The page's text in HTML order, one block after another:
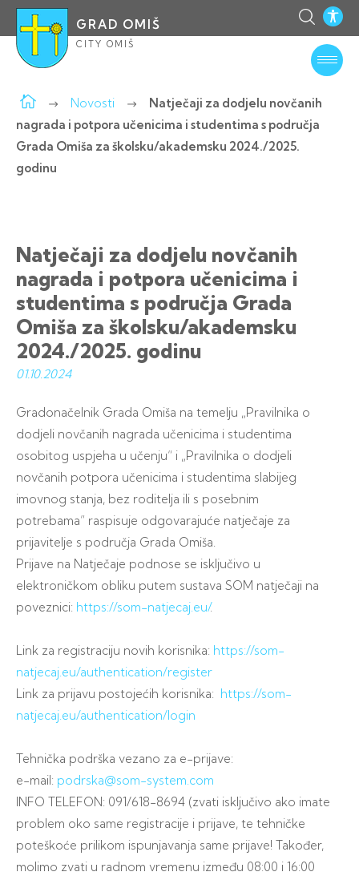
GRAD OMIŠ
CITY OMIŠ
Novosti
Natječaji za dodjelu novčanih
nagrada i potpora učenicima i studentima s područja
Grada Omiša za školsku/akademsku 2024./2025.
godinu
Natječaji za dodjelu novčanih
nagrada i potpora učenicima i
studentima s područja Grada
Omiša za školsku/akademsku
2024./2025. godinu
01.10.2024
Gradonačelnik Grada Omiša na temelju „Pravilnika o
dodjeli novčanih nagrada učenicima i studentima
osobitog uspjeha u učenju“ i „Pravilnika o dodjeli
novčanih potpora učenicima i studentima slabijeg
imovnog stanja, bez roditelja ili s posebnim
potrebama” raspisuje odgovarajuće natječaje za
prijavitelje s područja Grada Omiša.
Prijave na Natječaje podnose se isključivo u
elektroničkom obliku putem sustava SOM natječaji na
poveznici: https://som-natjecaj.eu/.
Link za registraciju novih korisnika: https://som-
natjecaj.eu/authentication/register
Link za prijavu postojećih korisnika: https://som-
natjecaj.eu/authentication/login
Tehnička podrška vezano za e-prijave:
e-mail: podrska@som-system.com
INFO TELEFON: 091/618-8694 (zvati isključivo ako imate
problem oko same registracije i prijave, te tehničke
poteškoće prilikom ispunjavanja same prijave! Također,
molimo zvati u radnom vremenu između 08:00 i 16:00